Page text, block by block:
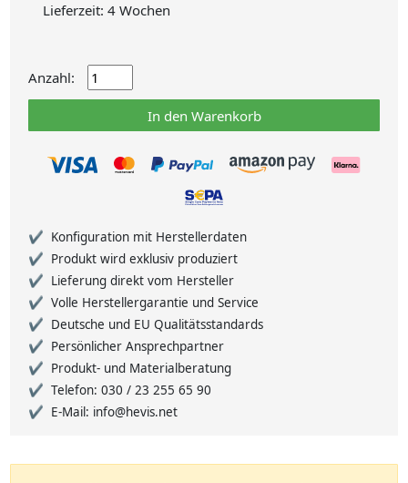
Lieferzeit: 4 Wochen
Anzahl:
In den Warenkorb
Konfiguration mit Herstellerdaten
Produkt wird exklusiv produziert
Lieferung direkt vom Hersteller
Volle Herstellergarantie und Service
Deutsche und EU Qualitätsstandards
Persönlicher Ansprechpartner
Produkt- und Materialberatung
Telefon: 030 / 23 255 65 90
E-Mail: info@hevis.net